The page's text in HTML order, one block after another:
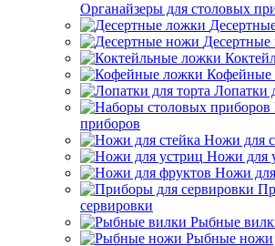
Органайзеры для столовых
Кофейные
Лопатки
приборов
Ножи для
Ножи для
Ножи
сервировки
Рыбные
Рыбные ножи